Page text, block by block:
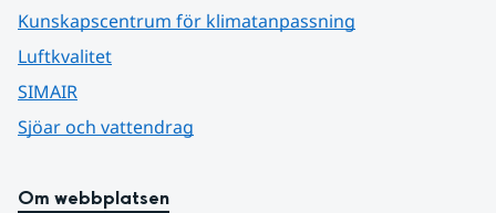
Kunskapscentrum för klimatanpassning
Luftkvalitet
SIMAIR
Sjöar och vattendrag
Om webbplatsen